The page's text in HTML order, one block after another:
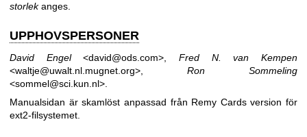
storlekanges.
UPPHOVSPERSONER
David Engel<david@ods.com>,Fred N. van Kempen
<waltje@uwalt.nl.mugnet.org>, Ron Sommeling
<sommel@sci.kun.nl>.
Manualsidan är skamlöst anpassad från Remy Cards version för
ext2-filsystemet.